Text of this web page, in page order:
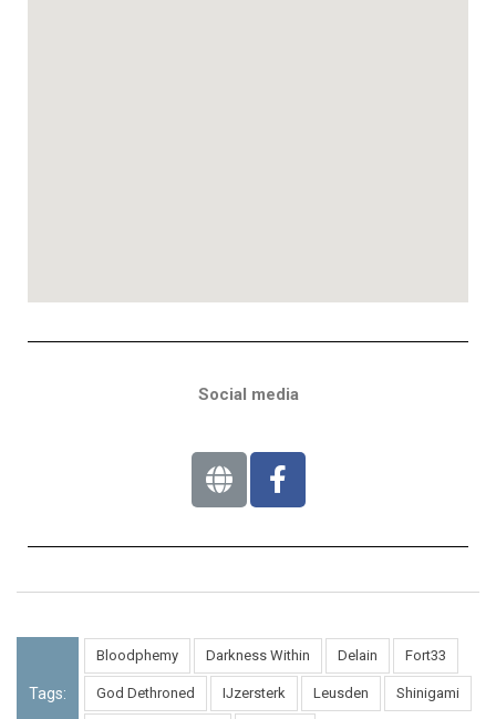
Social media
Tags:
Bloodphemy Darkness Within Delain Fort33
God Dethroned IJzersterk Leusden Shinigami